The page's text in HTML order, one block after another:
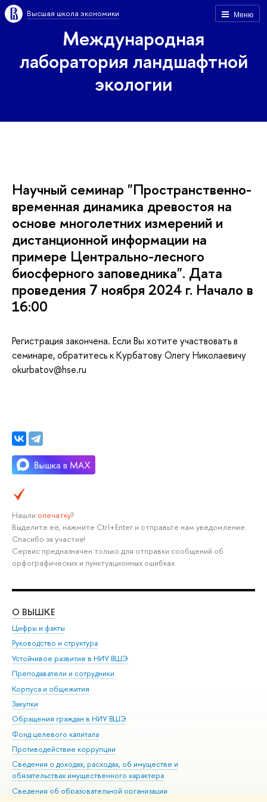
Меню
ысшая школа экономики
Международная
лаборатория ландшафтной
экологии
Научный семинар "Пространственно-
ременная динамика древостоя на
основе многолетних измерений и
дистанционной информации на
примере Центрально-лесного
иосферного заповедника". Дата
проведения 7 ноября 2024 г. Начало
16:00
Регистрация закончена. Если Вы хотите участвовать
семинаре, обратитесь к Курбатову Олегу Николаевичу
okurbatov@hse.ru
Нашли опечатку?
ыделите её, нажмите Ctrl+Enter и отправьте нам уведомление.
Спасибо за участие!
Сервис предназначен только для отправки сообщений о
орфографических и пунктуационных ошибках.
О ВЫШКЕ
Цифры и факты
Руководство и структура
Устойчивое развитие в НИУ ВШЭ
Преподаватели и сотрудники
Корпуса и общежития
Закупки
Обращения граждан в НИУ ВШЭ
Фонд целевого капитала
Противодействие коррупции
Сведения о доходах, расходах, об имуществе и
обязательствах имущественного характера
Сведения об образовательной организации